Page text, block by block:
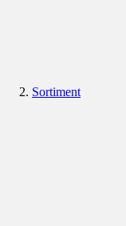
Sortiment